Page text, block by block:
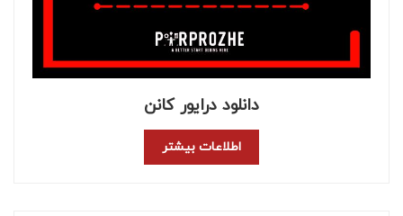
دانلود درایور کانن
اطلاعات بیشتر